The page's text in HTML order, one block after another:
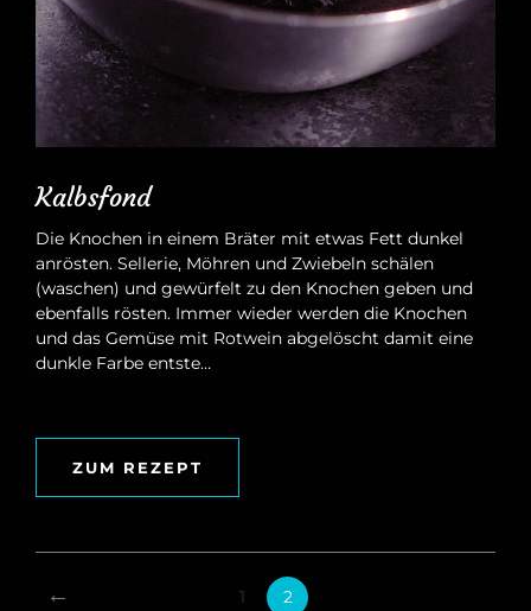
Kalbsfond
Die Knochen in einem Bräter mit etwas Fett dunkel
anrösten. Sellerie, Möhren und Zwiebeln schälen
(waschen) und gewürfelt zu den Knochen geben und
ebenfalls rösten. Immer wieder werden die Knochen
und das Gemüse mit Rotwein abgelöscht damit eine
dunkle Farbe entste…
ZUM REZEPT
← 1 2